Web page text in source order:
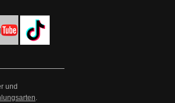
und
.